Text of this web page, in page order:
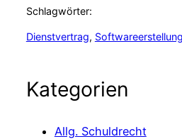
Schlagwörter:
Dienstvertrag,
Kategorien
Allg. Schuldrecht